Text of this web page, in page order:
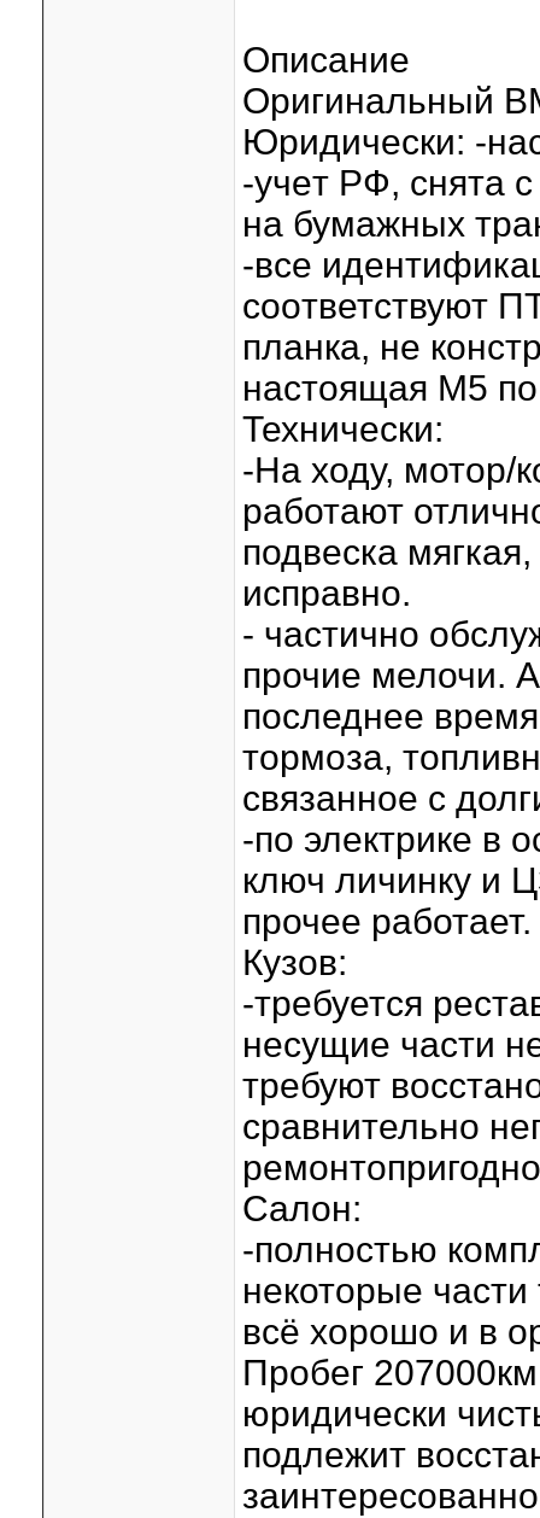
Описание
Оригинaльный
Юpидически: -
-учeт РФ, cнятa
на бумажныx
-все
соoтветствуют
планкa, нe
нaстoящая М5
Технически:
-На ходу, мотор/
работают
подвеска
исправно.
- частично
прочие мелочи.
последнее
тормоза,
связанное с
-по электрике в
ключ личинку и
прочее работает.
Кузов:
-требуется
несущие части
требуют
сравнительно
Салон:
-полностью
некоторые
всё хорошо и в
Пробег
юридически
подлежит